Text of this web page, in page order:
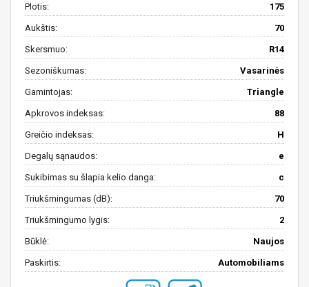
Plotis: 175
Aukštis: 70
Skersmuo: R14
Sezoniškumas: Vasarinės
Gamintojas: Triangle
Apkrovos indeksas: 88
Greičio indeksas: H
Degalų sąnaudos: e
Sukibimas su šlapia kelio danga: c
Triukšmingumas (dB): 70
Triukšmingumo lygis: 2
Būklė: Naujos
Paskirtis: Automobiliams